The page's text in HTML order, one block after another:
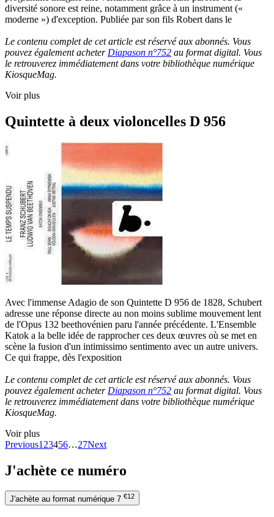
diversité sonore est reine, notamment grâce à un instrument («
moderne ») d'exception. Publiée par son fils Robert dans le
Le contenu complet de cet article est réservé aux abonnés. Vous
pouvez également acheter Diapason n°752 au format digital. Vous
le retrouverez immédiatement dans votre bibliothèque numérique
KiosqueMag.
Voir plus
Quintette à deux violoncelles D 956
Avec l'immense Adagio de son Quintette D 956 de 1828, Schubert
adresse une réponse directe au non moins sublime mouvement lent
de l'Opus 132 beethovénien paru l'année précédente. L'Ensemble
Katok a la belle idée de rapprocher ces deux œuvres où se met en
scène la fusion d'un intimissimo sentimento avec un autre univers.
Ce qui frappe, dès l'exposition
Le contenu complet de cet article est réservé aux abonnés. Vous
pouvez également acheter Diapason n°752 au format digital. Vous
le retrouverez immédiatement dans votre bibliothèque numérique
KiosqueMag.
Voir plus
Previous1 23456…27Next
J'achète ce numéro
J'achète au format numérique 7 €12